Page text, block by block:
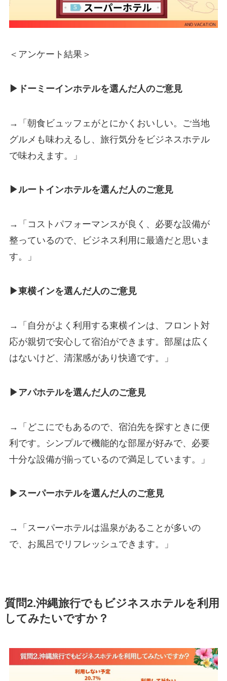
＜アンケート結果＞
▶ドーミーインホテルを選んだ人のご意見
→「朝食ビュッフェがとにかくおいしい。ご当地
グルメも味わえるし、旅行気分をビジネスホテル
で味わえます。」
▶ルートインホテルを選んだ人のご意見
→「コストパフォーマンスが良く、必要な設備が
整っているので、ビジネス利用に最適だと思いま
す。」
▶東横インを選んだ人のご意見
→「自分がよく利用する東横インは、フロント対
応が親切で安心して宿泊ができます。部屋は広く
はないけど、清潔感があり快適です。」
▶アパホテルを選んだ人のご意見
→「どこにでもあるので、宿泊先を探すときに便
利です。シンプルで機能的な部屋が好みで、必要
十分な設備が揃っているので満足しています。」
▶スーパーホテルを選んだ人のご意見
→「スーパーホテルは温泉があることが多いの
で、お風呂でリフレッシュできます。」
質問2.沖縄旅行でもビジネスホテルを利用
してみたいですか？